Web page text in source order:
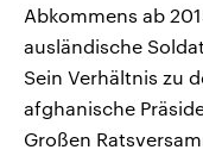
Abkommens ab
ausländische
Sein Verhältnis zu
afghanische
Großen